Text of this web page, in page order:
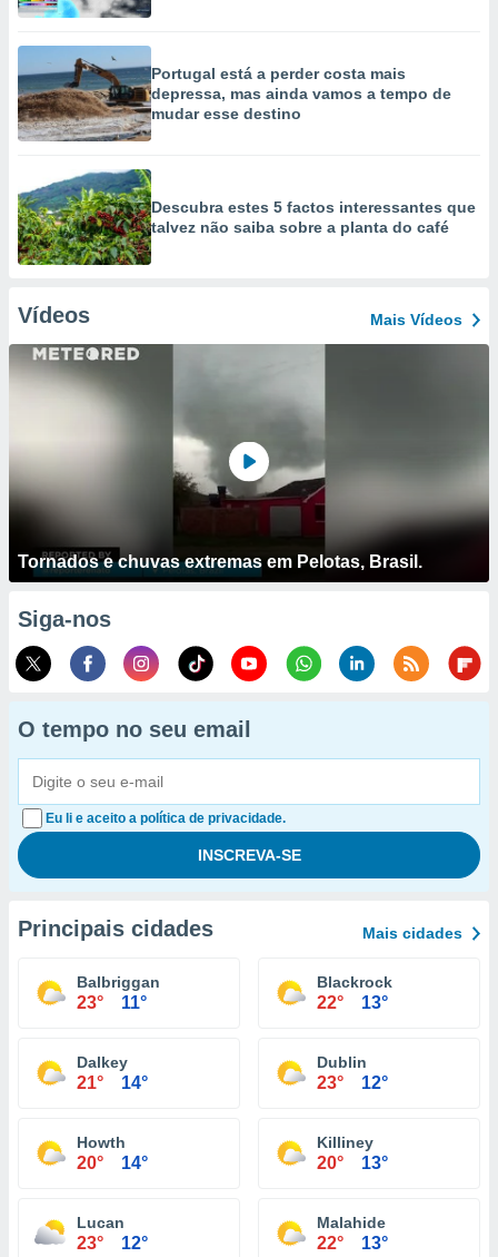
Portugal está a perder costa mais
depressa, mas ainda vamos a tempo de
mudar esse destino
Descubra estes 5 factos interessantes que
talvez não saiba sobre a planta do café
Vídeos Mais Vídeos
Tornados e chuvas extremas em Pelotas, Brasil.
Siga-nos
O tempo no seu email
Eu li e aceito a política de privacidade.
Principais cidades Mais cidades
Balbriggan
23° 11°
Blackrock
22° 13°
Dalkey
21° 14°
Dublin
23° 12°
Howth
20° 14°
Killiney
20° 13°
Lucan
23° 12°
Malahide
22° 13°